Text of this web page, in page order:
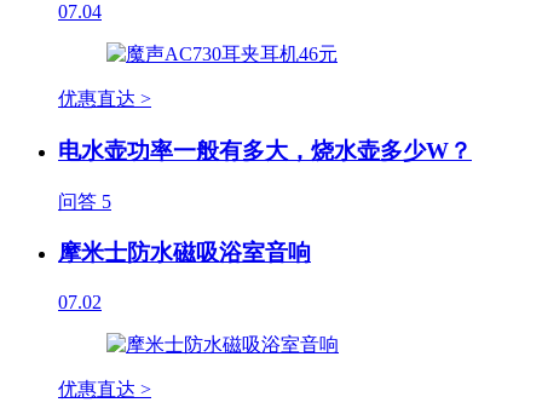
07.04
优惠直达 >
电水壶功率一般有多大，烧水壶多少W？
问答 5
摩米士防水磁吸浴室音响
07.02
优惠直达 >